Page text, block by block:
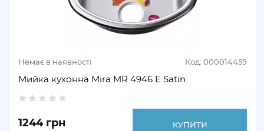
Немає в наявності Код: 000014459
Мийка кухонна Mira MR 4946 E Satin
1244 грн КУПИТИ